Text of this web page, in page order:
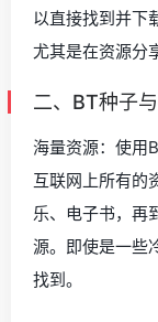
以直接找到并下
尤其是在资源分
二、BT种子
海量资源：使用
互联网上所有的
乐、电子书，再
源。即使是一些
找到。